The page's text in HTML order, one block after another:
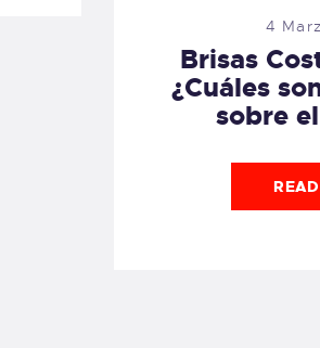
4
Brisas
¿Cuáles
sobre